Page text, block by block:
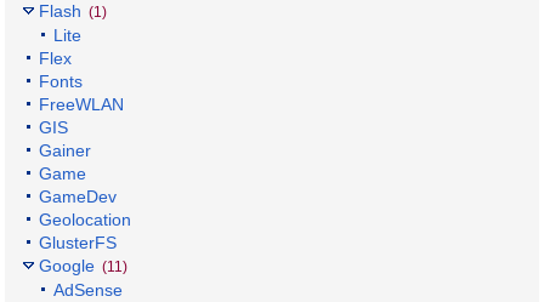
Flash (1)
Lite
Flex
Fonts
FreeWLAN
GIS
Gainer
Game
GameDev
Geolocation
GlusterFS
Google (11)
AdSense